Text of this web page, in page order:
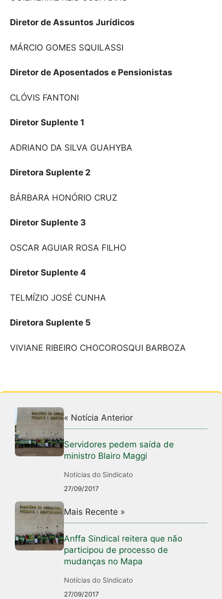
Diretor de Assuntos Jurídicos
MÁRCIO GOMES SQUILASSI
Diretor de Aposentados e Pensionistas
CLÓVIS FANTONI
Diretor Suplente 1
ADRIANO DA SILVA GUAHYBA
Diretora Suplente 2
BÁRBARA HONÓRIO CRUZ
Diretor Suplente 3
OSCAR AGUIAR ROSA FILHO
Diretor Suplente 4
TELMÍZIO JOSÉ CUNHA
Diretora Suplente 5
VIVIANE RIBEIRO CHOCOROSQUI BARBOZA
« Notícia Anterior
Servidores pedem saída de
ministro Blairo Maggi
Notícias do Sindicato
27/09/2017
Mais Recente »
Anffa Sindical reitera que não
participou de processo de
mudanças no Mapa
Notícias do Sindicato
27/09/2017